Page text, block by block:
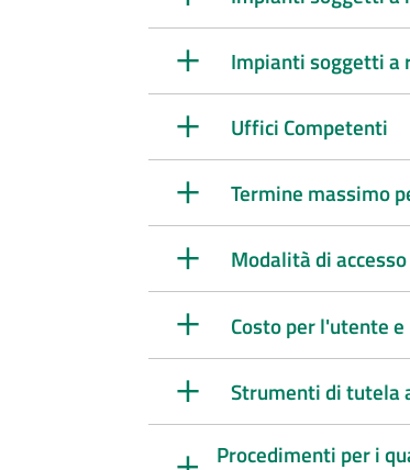
Impianti soggetti a
Uffici Competenti
Termine massimo
Modalità di accesso
Costo per l'utente
Strumenti di tutela
Procedimenti per i